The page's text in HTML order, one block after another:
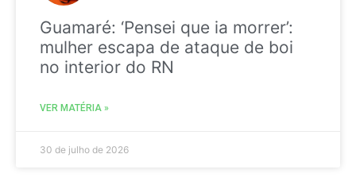
Guamaré: ‘Pensei que ia morrer’:
mulher escapa de ataque de boi
no interior do RN
VER MATÉRIA »
30 de julho de 2026